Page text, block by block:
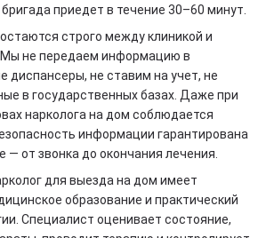
приедет в течение 30–60 минут.
строго между клиникой и
не передаем информацию в
диспансеры, не ставим на учет, не
в государственных базах. Даже при
нарколога на дом соблюдается
информации гарантирована
— от звонка до окончания лечения.
для выезда на дом имеет
образование и практический
Специалист оценивает состояние,